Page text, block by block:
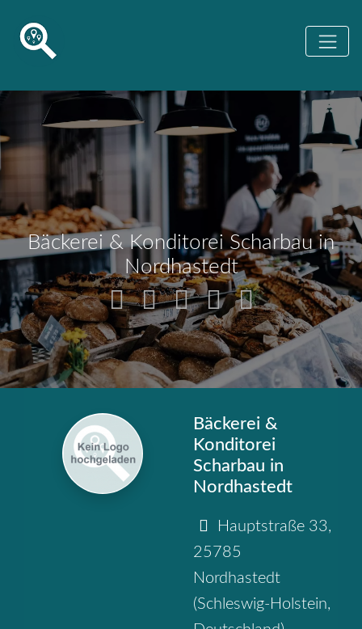
Bäckerei & Konditorei Scharbau in
Nordhastedt
Bäckerei &
Konditorei
Scharbau in
Nordhastedt
Hauptstraße 33,
25785
Nordhastedt
(Schleswig-Holstein,